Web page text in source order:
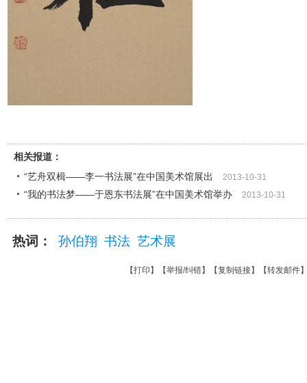
相关报道：
“艺舟双楫——李一书法展”在中国美术馆展出
2013-10-31
“我的书法梦——于恩东书法展”在中国美术馆举办 2013-10-31
热词： 孙伯翔 书法 艺术展
【打印 】【举报/纠错】【复制链接】【转发邮件